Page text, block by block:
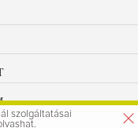
szolgáltatásai